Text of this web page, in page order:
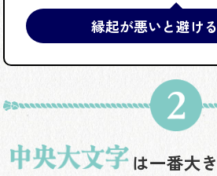
縁起が悪いと避け
は一番大